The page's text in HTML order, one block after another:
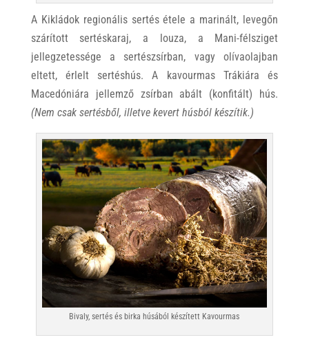
A Kikládok regionális sertés étele a marinált, levegőn
szárított sertéskaraj, a louza, a Mani-félsziget
jellegzetessége a sertészsírban, vagy olívaolajban
eltett, érlelt sertéshús. A kavourmas Trákiára és
Macedóniára jellemző zsírban abált (konfitált) hús.
(Nem csak sertésből, illetve kevert húsból készítik.)
Bivaly, sertés és birka húsából készített Kavourmas